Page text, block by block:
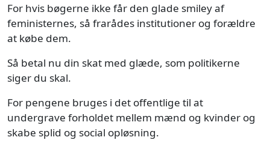
For hvis bøgerne ikke får den glade smiley af
feministernes, så frarådes institutioner og forældre
at købe dem.
Så betal nu din skat med glæde, som politikerne
siger du skal.
For pengene bruges i det offentlige til at
undergrave forholdet mellem mænd og kvinder og
skabe splid og social opløsning.